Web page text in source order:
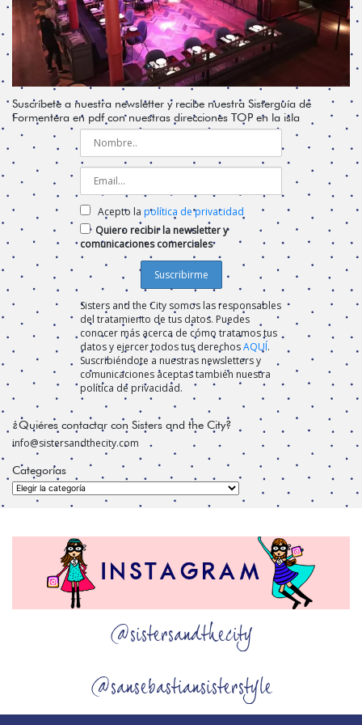
Suscríbete a nuestra newsletter y recibe nuestra Sisterguía de
Formentera en pdf con nuestras direcciones TOP en la isla
Acepto la política de privacidad
Quiero recibir la newsletter y
comunicaciones comerciales
Sisters and the City somos las responsables
del tratamiento de tus datos. Puedes
conocer más acerca de cómo tratamos tus
datos y ejercer todos tus derechosAQUÍ.
Suscribiéndote a nuestras newsletters y
comunicaciones aceptas también nuestra
política de privacidad.
¿Quiéres contactar con Sisters and the City?
info@sistersandthecity.com
Categorías
Categorías
@sistersandthecity
@sansebastiansisterstyle